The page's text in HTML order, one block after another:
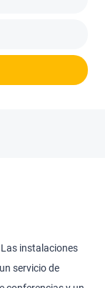
instalaciones
servicio de